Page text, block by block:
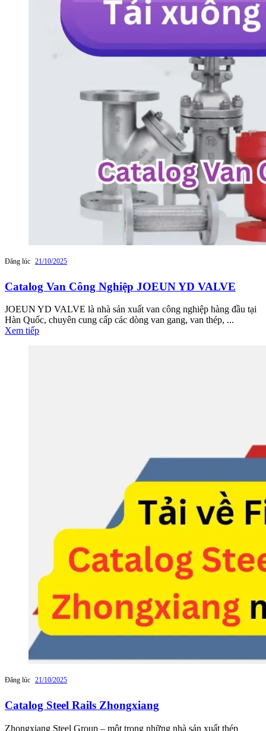
Đăng lúc 21/10/2025
Catalog Van Công Nghiệp JOEUN YD VALVE
JOEUN YD VALVE là nhà sản xuất van công nghiệp hàng đầu tại
Hàn Quốc, chuyên cung cấp các dòng van gang, van thép, ...
Xem tiếp
Đăng lúc 21/10/2025
Catalog Steel Rails Zhongxiang
Zhongxiang Steel Group – một trong những nhà sản xuất thép